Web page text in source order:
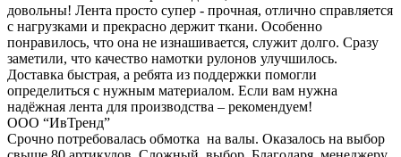
довольны! Лента просто супер - прочная, отлично справляется
с нагрузками и прекрасно держит ткани. Особенно
понравилось, что она не изнашивается, служит долго. Сразу
заметили, что качество намотки рулонов улучшилось.
Доставка быстрая, а ребята из поддержки помогли
определиться с нужным материалом. Если вам нужна
надёжная лента для производства – рекомендуем!
ООО “ИвТренд”
Срочно потребовалась обмотка на валы. Оказалось на выбор